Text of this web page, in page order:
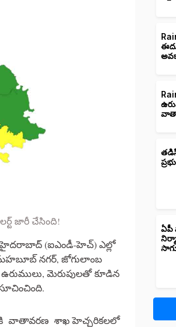
జారీ చేసింది!
(ఐఎండీ-హెచ్) ఎల్లో
మహబూబ్ నగర్, జోగులాంబ
మెరుపులతో కూడిన
వాతావరణ శాఖ హెచ్చరికలలో
ఏపీ